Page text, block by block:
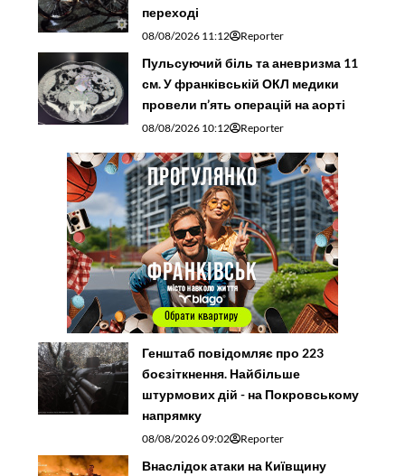
переході
08/08/2026 11:12 Reporter
Пульсуючий біль та аневризма 11
см. У франківській ОКЛ медики
провели п’ять операцій на аорті
08/08/2026 10:12 Reporter
Генштаб повідомляє про 223
боєзіткнення. Найбільше
штурмових дій - на Покровському
напрямку
08/08/2026 09:02 Reporter
Внаслідок атаки на Київщину